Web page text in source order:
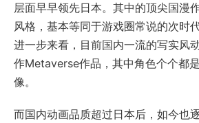
层面早早领先日本。其中的顶尖国漫
风格，基本等同于游戏圈常说的次时
进一步来看，目前国内一流的写实风
作Metaverse作品，其中角色个个都
像。
而国内动画品质超过日本后，如今也